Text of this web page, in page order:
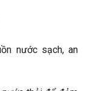
nước sạch, an